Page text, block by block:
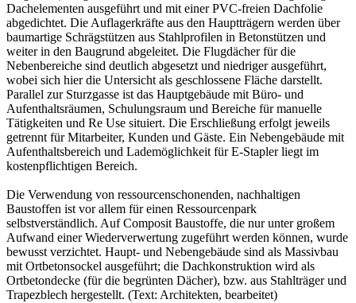
Dachelementen ausgeführt und mit einer PVC-freien Dachfolie
abgedichtet. Die Auflagerkräfte aus den Hauptträgern werden über
baumartige Schrägstützen aus Stahlprofilen in Betonstützen und
weiter in den Baugrund abgeleitet. Die Flugdächer für die
Nebenbereiche sind deutlich abgesetzt und niedriger ausgeführt,
wobei sich hier die Untersicht als geschlossene Fläche darstellt.
Parallel zur Sturzgasse ist das Hauptgebäude mit Büro- und
Aufenthaltsräumen, Schulungsraum und Bereiche für manuelle
Tätigkeiten und Re Use situiert. Die Erschließung erfolgt jeweils
getrennt für Mitarbeiter, Kunden und Gäste. Ein Nebengebäude mit
Aufenthaltsbereich und Lademöglichkeit für E-Stapler liegt im
kostenpflichtigen Bereich.
Die Verwendung von ressourcenschonenden, nachhaltigen
Baustoffen ist vor allem für einen Ressourcenpark
selbstverständlich. Auf Composit Baustoffe, die nur unter großem
Aufwand einer Wiederverwertung zugeführt werden können, wurde
bewusst verzichtet. Haupt- und Nebengebäude sind als Massivbau
mit Ortbetonsockel ausgeführt; die Dachkonstruktion wird als
Ortbetondecke (für die begrünten Dächer), bzw. aus Stahlträger und
Trapezblech hergestellt. (Text: Architekten, bearbeitet)